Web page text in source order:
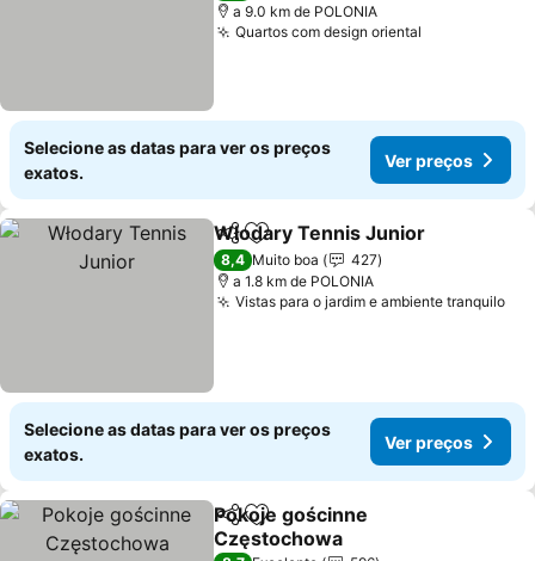
a 9.0 km de POLONIA
Quartos com design oriental
Selecione as datas para ver os preços
exatos.
Ver preços
PartilharAdicionar aos favoritos
Włodary Tennis Junior
8,4 Muito boa
427
a 1.8 km de POLONIA
Vistas para o jardim e ambiente tranquilo
Selecione as datas para ver os preços
exatos.
Ver preços
PartilharAdicionar aos favoritos
Pokoje gościnne
Częstochowa